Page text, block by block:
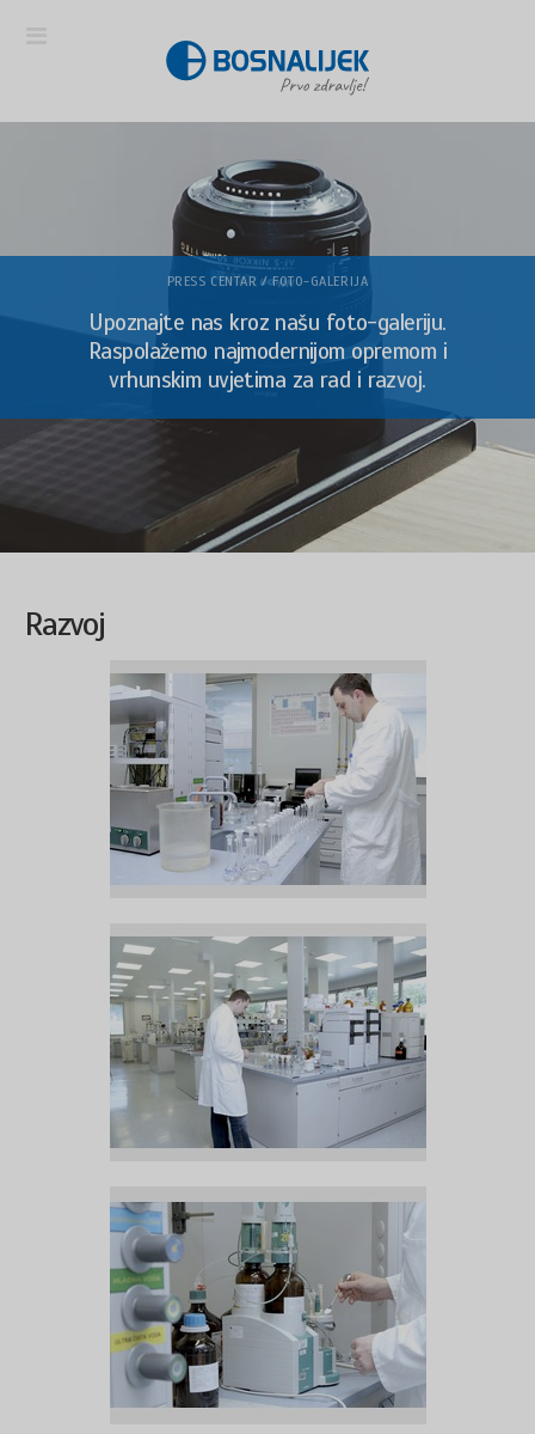
PRESS CENTAR / FOTO-GALERIJA
Upoznajte nas kroz našu foto-galeriju.
Raspolažemo najmodernijom opremom i
vrhunskim uvjetima za rad i razvoj.
Razvoj